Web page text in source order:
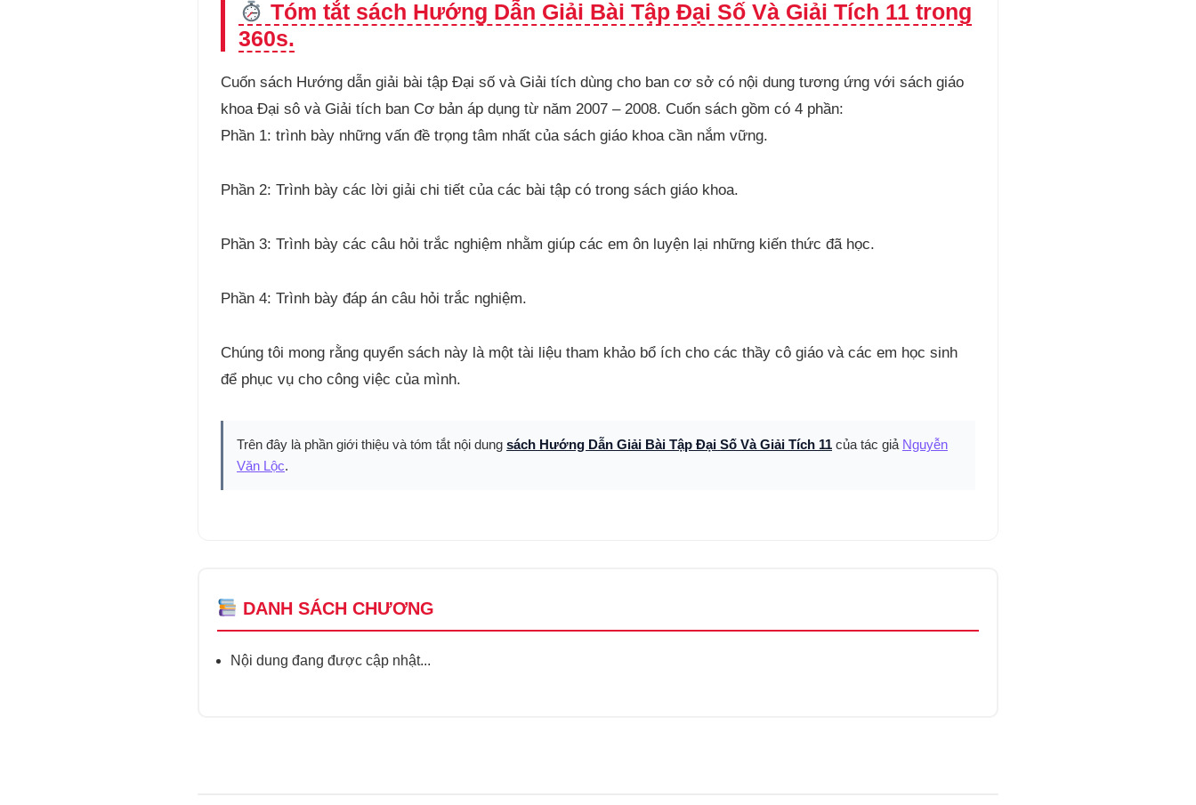
Tóm tắt sách Hướng Dẫn Giải Bài Tập Đại Số Và Giải Tích 11 trong
360s.
Cuốn sách Hướng dẫn giải bài tập Đại số và Giải tích dùng cho ban cơ sở có nội dung tương ứng với sách giáo
khoa Đại sô và Giải tích ban Cơ bản áp dụng từ năm 2007 – 2008. Cuốn sách gồm có 4 phần:
Phần 1: trình bày những vấn đề trọng tâm nhất của sách giáo khoa cần nắm vững.
Phần 2: Trình bày các lời giải chi tiết của các bài tập có trong sách giáo khoa.
Phần 3: Trình bày các câu hỏi trắc nghiệm nhằm giúp các em ôn luyện lại những kiến thức đã học.
Phần 4: Trình bày đáp án câu hỏi trắc nghiệm.
Chúng tôi mong rằng quyển sách này là một tài liệu tham khảo bổ ích cho các thầy cô giáo và các em học sinh
để phục vụ cho công việc của mình.
Trên đây là phần giới thiệu và tóm tắt nội dung sách Hướng Dẫn Giải Bài Tập Đại Số Và Giải Tích 11 của tác giả Nguyễn
Văn Lộc.
DANH SÁCH CHƯƠNG
Nội dung đang được cập nhật...